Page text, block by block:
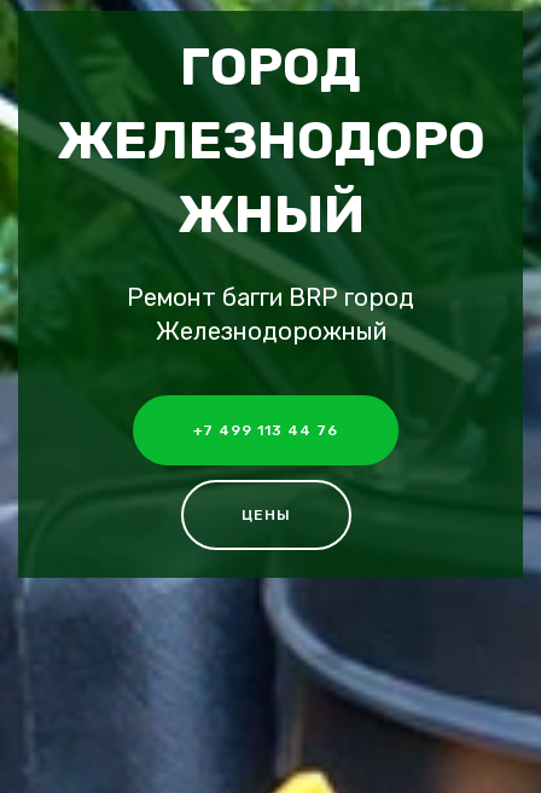
ГОРОД
ЖЕЛЕЗНОДОРО
ЖНЫЙ
Ремонт багги BRP город
Железнодорожный
+7 499 113 44 76
ЦЕНЫ